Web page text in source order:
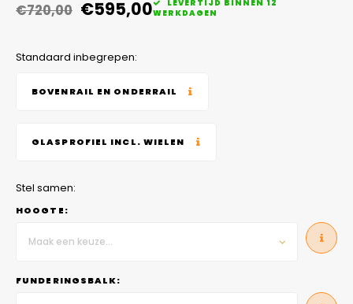
€720,00 €595,00
LEVERTIJD BINNEN 12
WERKDAGEN
Standaard inbegrepen:
BOVENRAIL EN ONDERRAIL
GLASPROFIEL INCL. WIELEN
Stel samen:
HOOGTE:
Maak een keuze...
FUNDERINGSBALK: